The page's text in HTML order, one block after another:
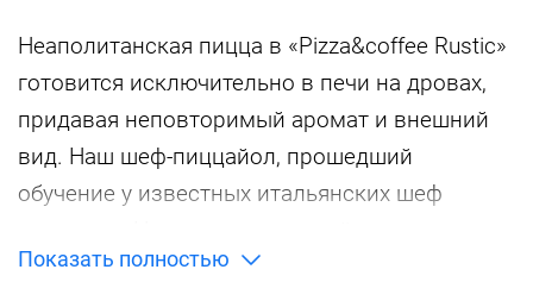
Неаполитанская пицца в «Pizza&coffee Rustic»
готовится исключительно в печи на дровах,
придавая неповторимый аромат и внешний
вид. Наш шеф-пиццайол, прошедший
обучение у известных итальянских шеф
работы с дровяной печью, превзойдет все
Показать полностью